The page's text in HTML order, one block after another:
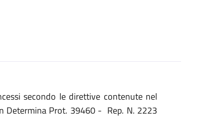
secondo le direttive contenute nel
Determina Prot. 39460 - Rep. N. 2223